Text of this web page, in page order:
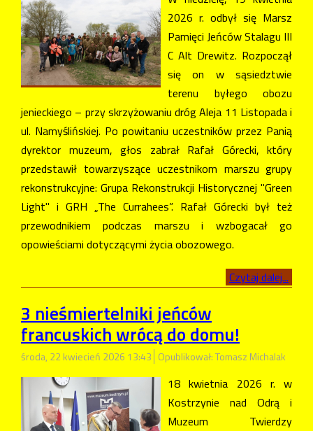
2026 r. odbył się Marsz
Pamięci Jeńców Stalagu III
C Alt Drewitz. Rozpoczął
się on w sąsiedztwie
terenu byłego obozu
jenieckiego – przy skrzyżowaniu dróg Aleja 11 Listopada i
ul. Namyślińskiej. Po powitaniu uczestników przez Panią
dyrektor muzeum, głos zabrał Rafał Górecki, który
przedstawił towarzyszące uczestnikom marszu grupy
rekonstrukcyjne: Grupa Rekonstrukcji Historycznej "Green
Light" i GRH „The Currahees”. Rafał Górecki był też
przewodnikiem podczas marszu i wzbogacał go
opowieściami dotyczącymi życia obozowego.
Czytaj dalej...
3 nieśmiertelniki jeńców
francuskich wrócą do domu!
środa, 22 kwiecień 2026 13:43 Opublikował: Tomasz Michalak
18 kwietnia 2026 r. w
Kostrzynie nad Odrą i
Muzeum Twierdzy